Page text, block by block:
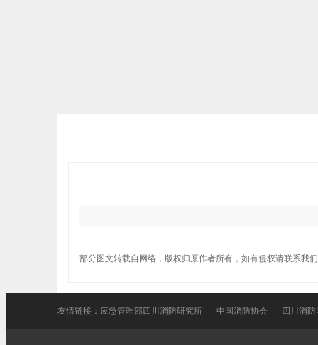
部分图文转载自网络，版权归原作者所有，如有侵权请联系我
友情链接： 应急管理部四川消防研究所 中国消防协会 四川消防